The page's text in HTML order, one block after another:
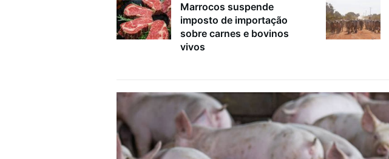
Marrocos suspende
imposto de importação
sobre carnes e bovinos
vivos